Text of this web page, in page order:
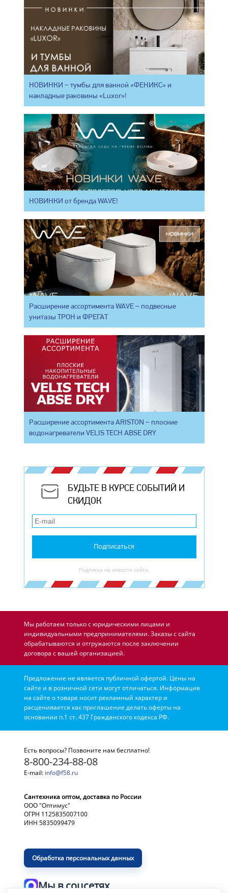
НОВИНКИ – тумбы для ванной «ФЕНИКС» и
накладные раковины «Luxor»!
НОВИНКИ от бренда WAVE!
Расширение ассортимента WAVE – подвесные
унитазы ТРОН и ФРЕГАТ
Расширение ассортимента ARISTON – плоские
водонагреватели VELIS TECH ABSE DRY
БУДЬТЕ В КУРСЕ СОБЫТИЙ И
СКИДОК
Подписаться
Подписка на новости сайта.
Мы работаем только с юридическими лицами и
индивидуальными предпринимателями. Заказы с сайта
обрабатываются и отгружаются после заключении
договора с вашей организацией.
Предложение не является публичной офертой. Цены на
сайте и в розничной сети могут отличаться. Информация
на сайте о товаре носит рекламный характер и
расценивается как приглашение делать оферты на
основании п.1 ст. 437 Гражданского кодекса РФ.
Есть вопросы? Позвоните нам бесплатно!
8-800-234-88-08
E-mail: info@f58.ru
Сантехника оптом, доставка по России
ООО "Оптимус"
ОГРН 1125835007100
ИНН 5835099479
Обработка персональных данных
Мы в соцсетях